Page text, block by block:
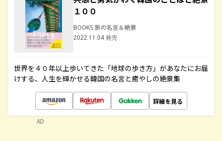
１００
BOOKS 旅の名言＆絶景
2022.11.04 発売
世界を４０年以上歩いてきた「地球の歩き方」があなたにお届
けする、人生を輝かせる韓国の名言と癒やしの絶景集
詳細を見る
AD